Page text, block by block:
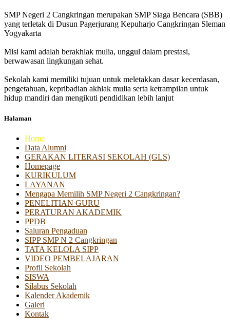
SMP Negeri 2 Cangkringan merupakan SMP Siaga Bencara (SBB)
yang terletak di Dusun Pagerjurang Kepuharjo Cangkringan Sleman
Yogyakarta
Misi kami adalah berakhlak mulia, unggul dalam prestasi,
berwawasan lingkungan sehat.
Sekolah kami memiliki tujuan untuk meletakkan dasar kecerdasan,
pengetahuan, kepribadian akhlak mulia serta ketrampilan untuk
hidup mandiri dan mengikuti pendidikan lebih lanjut
Halaman
Home
Data Alumni
GERAKAN LITERASI SEKOLAH (GLS)
Homepage
KURIKULUM
LAYANAN
Mengapa Memilih SMP Negeri 2 Cangkringan?
PENELITIAN GURU
PERATURAN AKADEMIK
PPDB
Saluran Pengaduan
SIPP SMP N 2 Cangkringan
TATA KELOLA SIPP
VIDEO PEMBELAJARAN
Profil Sekolah
SISWA
Silabus Sekolah
Kalender Akademik
Galeri
Kontak